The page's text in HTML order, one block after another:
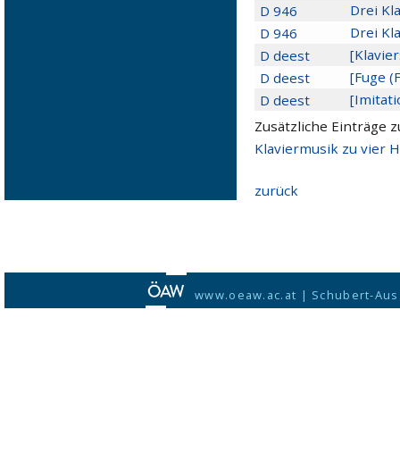
D 946
Drei
D 946
Drei
D deest
D deest
[Fuge
D deest
Zusätzliche Einträge
Klaviermusik zu vier
zurück
www.oeaw.ac.at | Schubert-